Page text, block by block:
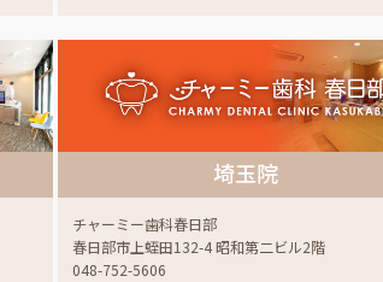
埼玉院
チャーミー歯科春日部
春日部市上蛭田132-4 昭和第二ビル2階
048-752-5606